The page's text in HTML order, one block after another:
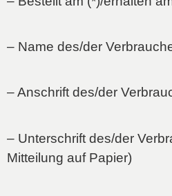
– Name des/der
– Anschrift des/der
– Unterschrift des/der
Mitteilung auf Papier)